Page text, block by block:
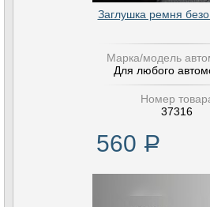
Заглушка ремня
Марка/модель
Для любого
Номер
37316
560 Р